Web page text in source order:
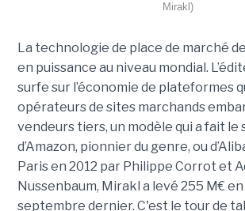
Mirakl)
La technologie de place de marché
en puissance au niveau mondial.
surfe sur l’économie de plateformes
opérateurs de sites marchands
vendeurs tiers, un modèle qui a fait le
d’Amazon, pionnier du genre, ou
Paris en 2012 par Philippe Corrot et
Nussenbaum, Mirakl a levé 255 M€
septembre dernier. C'est le tour de